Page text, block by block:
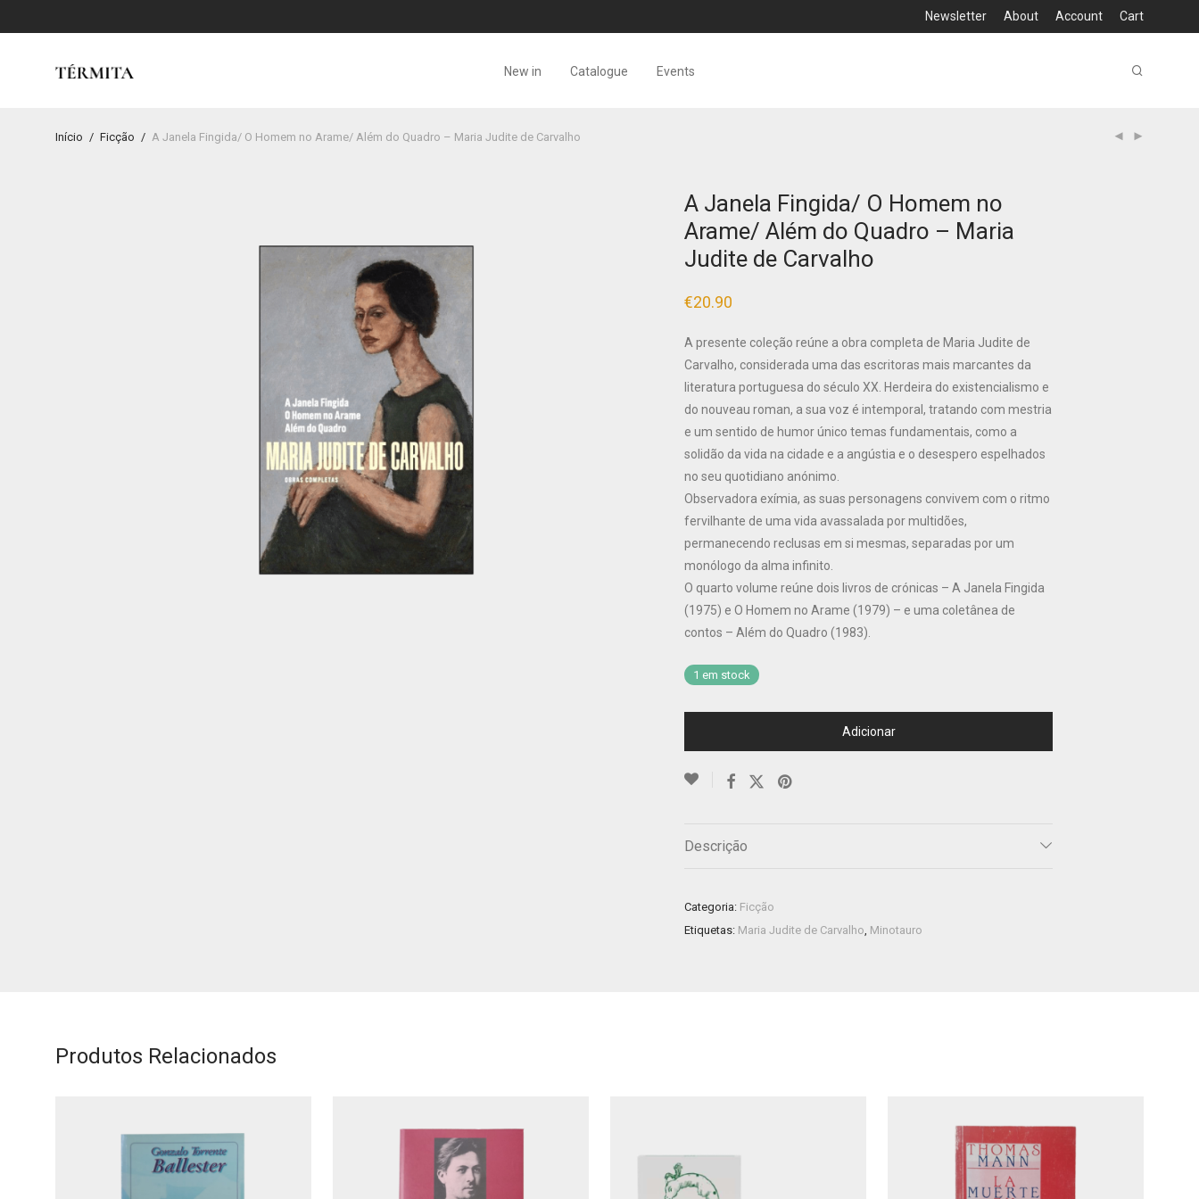
Newsletter About Account Cart
New in Catalogue Events
Início / Ficção / A Janela Fingida/ O Homem no Arame/ Além do Quadro – Maria Judite de Carvalho
A Janela Fingida/ O Homem no
Arame/ Além do Quadro – Maria
Judite de Carvalho
€20.90
A presente coleção reúne a obra completa de Maria Judite de
Carvalho, considerada uma das escritoras mais marcantes da
literatura portuguesa do século XX. Herdeira do existencialismo e
do nouveau roman, a sua voz é intemporal, tratando com mestria
e um sentido de humor único temas fundamentais, como a
solidão da vida na cidade e a angústia e o desespero espelhados
no seu quotidiano anónimo.
Observadora exímia, as suas personagens convivem com o ritmo
fervilhante de uma vida avassalada por multidões,
permanecendo reclusas em si mesmas, separadas por um
monólogo da alma infinito.
O quarto volume reúne dois livros de crónicas – A Janela Fingida
(1975) e O Homem no Arame (1979) – e uma coletânea de
contos – Além do Quadro (1983).
1 em stock
Adicionar
Descrição
Categoria: Ficção
Etiquetas: Maria Judite de Carvalho, Minotauro
Produtos Relacionados